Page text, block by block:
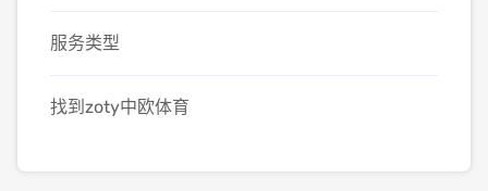
服务类型
找到zoty中欧体育